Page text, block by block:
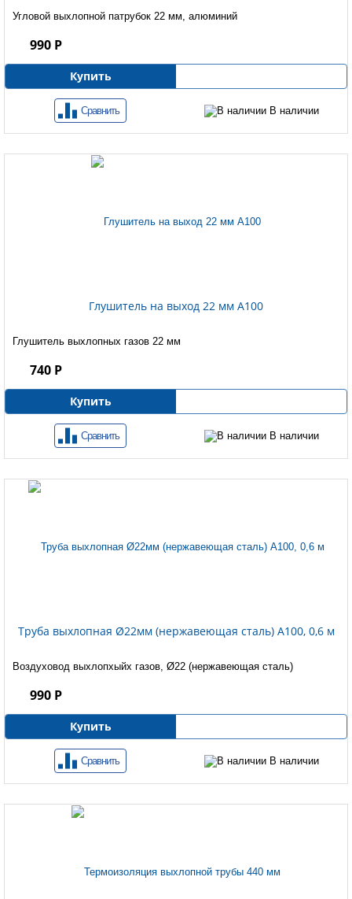
Угловой выхлопной патрубок 22 мм, алюминий
990 Р
Купить
Сравнить В наличии
Глушитель на выход 22 мм A100
Глушитель выхлопных газов 22 мм
740 Р
Купить
Сравнить В наличии
Труба выхлопная Ø22мм (нержавеющая сталь) A100, 0,6 м
Воздуховод выхлопхыйх газов, Ø22 (нержавеющая сталь)
990 Р
Купить
Сравнить В наличии